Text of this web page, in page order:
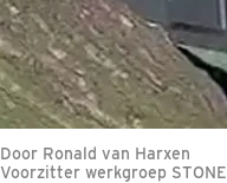
Door Ronald van Harxen
Voorzitter werkgroep STONE